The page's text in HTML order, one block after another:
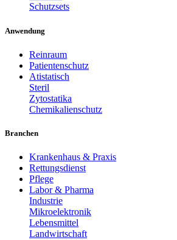
Schutzsets
Anwendung
Reinraum
Patientenschutz
Atistatisch
Steril
Zytostatika
Chemikalienschutz
Branchen
Krankenhaus & Praxis
Rettungsdienst
Pflege
Labor & Pharma
Industrie
Mikroelektronik
Lebensmittel
Landwirtschaft